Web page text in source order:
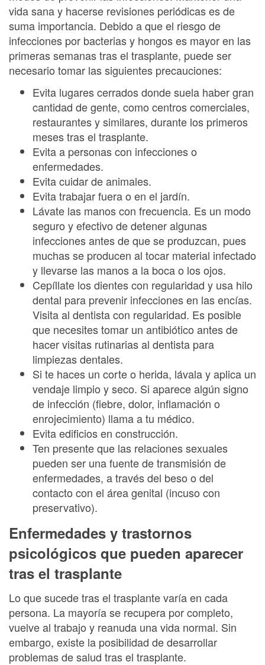
vida sana y hacerse revisiones periódicas es de
suma importancia. Debido a que el riesgo de
infecciones por bacterias y hongos es mayor en las
primeras semanas tras el trasplante, puede ser
necesario tomar las siguientes precauciones:
Evita lugares cerrados donde suela haber gran
cantidad de gente, como centros comerciales,
restaurantes y similares, durante los primeros
meses tras el trasplante.
Evita a personas con infecciones o
enfermedades.
Evita cuidar de animales.
Evita trabajar fuera o en el jardín.
Lávate las manos con frecuencia. Es un modo
seguro y efectivo de detener algunas
infecciones antes de que se produzcan, pues
muchas se producen al tocar material infectado
y llevarse las manos a la boca o los ojos.
Cepíllate los dientes con regularidad y usa hilo
dental para prevenir infecciones en las encías.
Visita al dentista con regularidad. Es posible
que necesites tomar un antibiótico antes de
hacer visitas rutinarias al dentista para
limpiezas dentales.
Si te haces un corte o herida, lávala y aplica un
vendaje limpio y seco. Si aparece algún signo
de infección (fiebre, dolor, inflamación o
enrojecimiento) llama a tu médico.
Evita edificios en construcción.
Ten presente que las relaciones sexuales
pueden ser una fuente de transmisión de
enfermedades, a través del beso o del
contacto con el área genital (incuso con
preservativo).
Enfermedades y trastornos
psicológicos que pueden aparecer
tras el trasplante
Lo que sucede tras el trasplante varía en cada
persona. La mayoría se recupera por completo,
vuelve al trabajo y reanuda una vida normal. Sin
embargo, existe la posibilidad de desarrollar
problemas de salud tras el trasplante.